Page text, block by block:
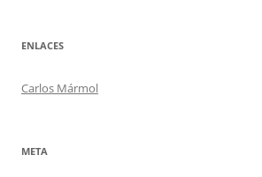
ENLACES
Carlos Mármol
META